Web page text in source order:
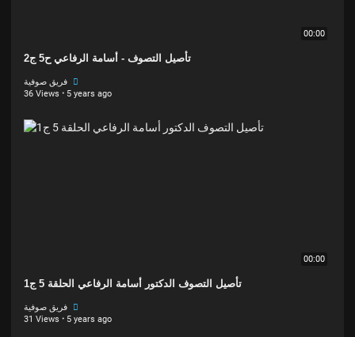
00:00
تأصيل التصوف - أسامة الرفاعي ح5 ج2
36 Views · 5 years ago
00:00
تأصيل التصوف الدكتور أسامة الرفاعي الحلقة 5 ج1
31 Views · 5 years ago